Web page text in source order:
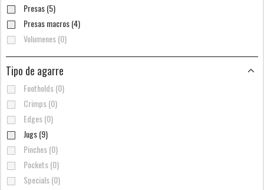
Presas (5)
Presas macros (4)
Volumenes (0)
Tipo de agarre
Footholds (0)
Crimps (0)
Edges (0)
Jugs (9)
Pinches (0)
Pockets (0)
Specials (0)